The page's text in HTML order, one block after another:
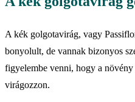
A kék golgotavirág, vagy
bonyolult, de vannak bizonyos
figyelembe venni, hogy a növény
virágozzon.